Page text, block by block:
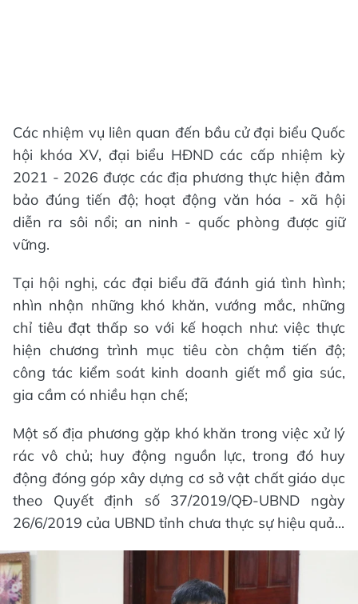
Các nhiệm vụ liên quan đến bầu cử đại biểu Quốc
hội khóa XV, đại biểu HĐND các cấp nhiệm kỳ
2021 - 2026 được các địa phương thực hiện đảm
bảo đúng tiến độ; hoạt động văn hóa - xã hội
diễn ra sôi nổi; an ninh - quốc phòng được giữ
vững.
Tại hội nghị, các đại biểu đã đánh giá tình hình;
nhìn nhận những khó khăn, vướng mắc, những
chỉ tiêu đạt thấp so với kế hoạch như: việc thực
hiện chương trình mục tiêu còn chậm tiến độ;
công tác kiểm soát kinh doanh giết mổ gia súc,
gia cầm có nhiều hạn chế;
Một số địa phương gặp khó khăn trong việc xử lý
rác vô chủ; huy động nguồn lực, trong đó huy
động đóng góp xây dựng cơ sở vật chất giáo dục
theo Quyết định số 37/2019/QĐ-UBND ngày
26/6/2019 của UBND tỉnh chưa thực sự hiệu quả...